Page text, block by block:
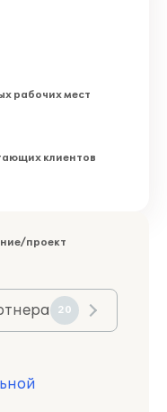
рабочих мест
клиентов
проект
20